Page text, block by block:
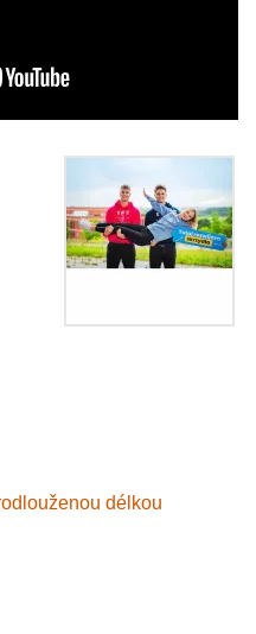
délkou